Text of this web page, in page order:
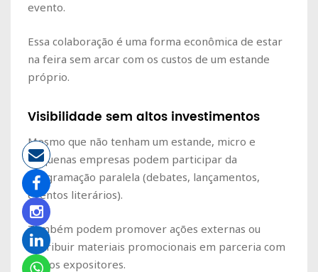
evento.
Essa colaboração é uma forma econômica de estar
na feira sem arcar com os custos de um estande
próprio.
Visibilidade sem altos investimentos
Mesmo que não tenham um estande, micro e
pequenas empresas podem participar da
programação paralela (debates, lançamentos,
eventos literários).
Também podem promover ações externas ou
distribuir materiais promocionais em parceria com
outros expositores.